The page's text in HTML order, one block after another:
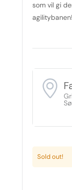
som vil gi
agilitybanen!
Sold out!